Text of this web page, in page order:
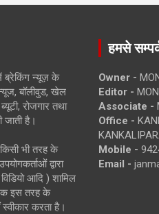
ब्रेकिंग न्यूज़ के
बॉलीवुड, खेल
रोजगार तथा
है।
भी तरह के
द्वारा
आदि ) शामिल
इस तरह के
स्वीकार करता है।
हमसे
Owner -
Editor -
Associate -
Office -
Mobile -
Email -